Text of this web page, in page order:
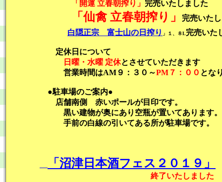
「開運 立春朝搾り」 完売いたしました
「仙禽 立春朝搾り」
完売いた
白隠正宗 富士山の日搾り 」１、８L完売いた
定休日について
日曜・水曜 定休とさせていただきます
営業時間はAM９：３０～PM７：００ とな
●駐車場のご案内●
店舗南側 赤いポールが目印です。
黒い建物が奥にあり空瓶が置いてあります。
手前の白線の引いてある所が駐車場です。
「沼津日本酒フェス２０１９」
終了いたしました